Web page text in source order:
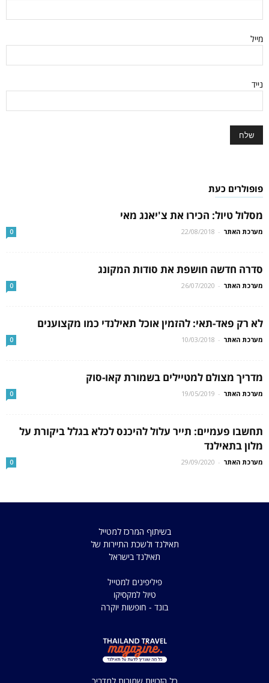
מייל
נייד
פופולרים כעת
מסלול טיול: הכירו את צ'יאנג מאי
מערכת האתר -
22/08/2018
0
סדרה חדשה חושפת את סודות המקונג
מערכת האתר -
26/07/2020
0
לא רק פאד-תאי: להזמין אוכל תאילנדי כמו מקצוענים
מערכת האתר -
10/03/2018
0
מדריך מצולם למטיילים בשמורת קאו-סוק
מערכת האתר -
19/05/2019
0
תחשבו פעמיים: תייר עלול להיכנס לכלא בגלל ביקורת על
מלון בתאילנד
מערכת האתר -
29/09/2020
0
כל הזכויות שמורות למדריך
בשיתוף המרכז למטייל
תאילנד ולשכת התיירות של
תאילנד בישראל
פיליפינים למטייל
טיול למקסיקו
בונד - חופשות יוקרה